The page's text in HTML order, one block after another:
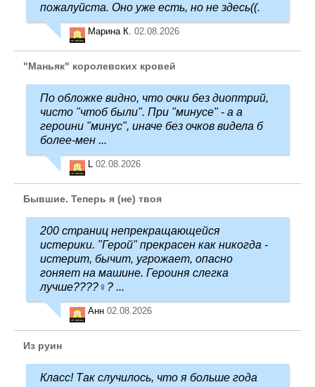
пожалуйста. Оно уже есть, но не здесь((.
Марина К. 02.08.2026
"Маньяк" королевских кровей
По обложке видно, что очки без диоптрий,
чисто "чтоб были". При "минусе" - а а
героини "минус", иначе без очков видела б
более-мен ...
02.08.2026
Бывшие. Теперь я (не) твоя
200 страниц непрекращающейся
истерики. "Герой" прекрасен как никогда -
истерит, бычит, угрожает, опасно
гоняет на машине. Героиня слегка
лучше????‍♀️? ...
Анн 02.08.2026
Из руин
Класс! Так случилось, что я больше года